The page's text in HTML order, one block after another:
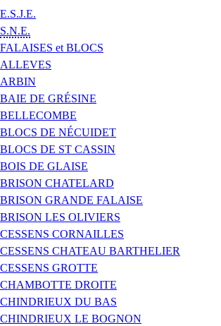
E.S.J.E.
S.N.E.
FALAISES et BLOCS
ALLEVES
ARBIN
BAIE DE GRÉSINE
BELLECOMBE
BLOCS DE NÉCUIDET
BLOCS DE ST CASSIN
BOIS DE GLAISE
BRISON CHATELARD
BRISON GRANDE FALAISE
BRISON LES OLIVIERS
CESSENS CORNAILLES
CESSENS CHATEAU BARTHELIER
CESSENS GROTTE
CHAMBOTTE DROITE
CHINDRIEUX DU BAS
CHINDRIEUX LE BOGNON